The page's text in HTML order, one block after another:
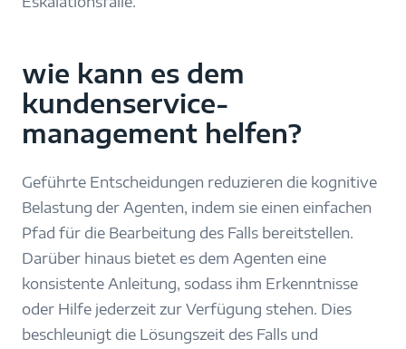
wie kann es dem
kundenservice-
management helfen?
Geführte Entscheidungen reduzieren die kognitive
Belastung der Agenten, indem sie einen einfachen
Pfad für die Bearbeitung des Falls bereitstellen.
Darüber hinaus bietet es dem Agenten eine
konsistente Anleitung, sodass ihm Erkenntnisse
oder Hilfe jederzeit zur Verfügung stehen. Dies
beschleunigt die Lösungszeit des Falls und